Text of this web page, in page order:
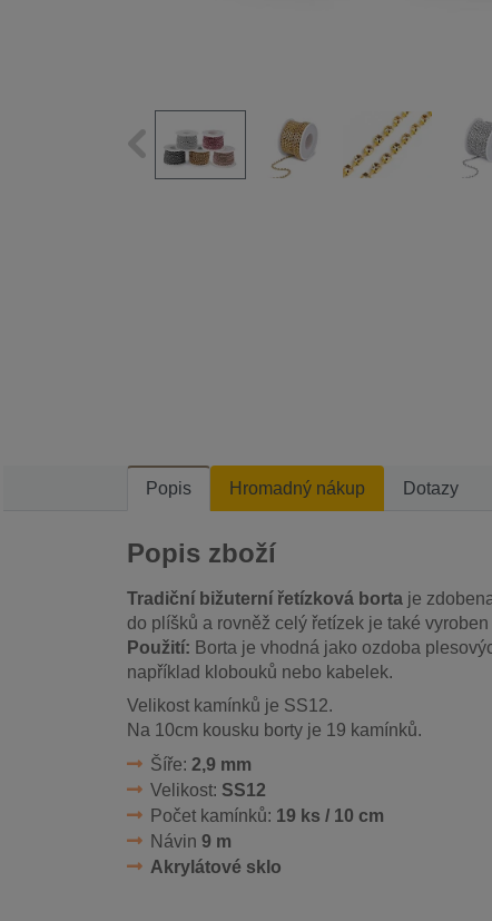
Popis Hromadný nákup Dotazy
Popis zboží
Tradiční bižuterní řetízková borta je
do plíšků a rovněž celý řetízek je také
Použití: Borta je vhodná jako ozdoba
například klobouků nebo kabelek.
Velikost kamínků je SS12.
Na 10cm kousku borty je 19 kamínků.
Šíře: 2,9 mm
Velikost: SS12
Počet kamínků: 19 ks / 10 cm
Návin 9 m
Akrylátové sklo